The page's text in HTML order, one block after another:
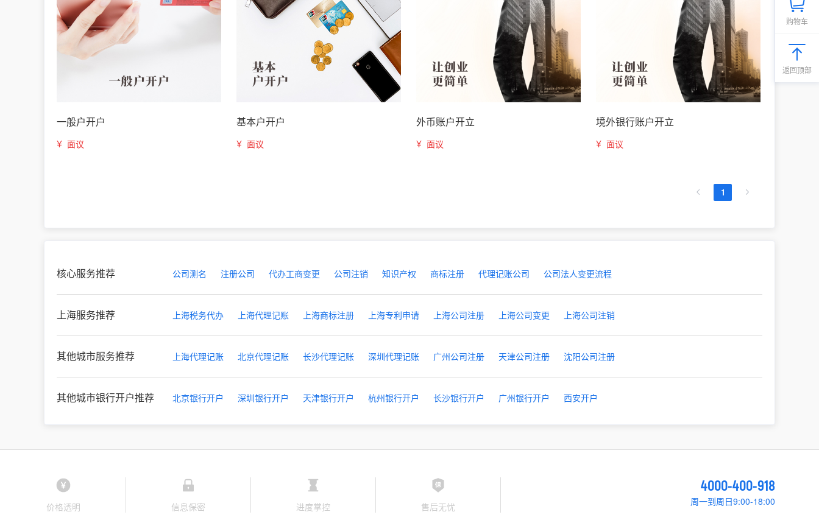
一般户开户
¥ 面议
基本户开户
¥ 面议
外币账户开立
¥ 面议
境外银行账户开立
¥ 面议
1
核心服务推荐 公司测名 注册公司 代办工商变更 公司注销 知识产权 商标注册 代理记账公司 公司法人变更流程
上海服务推荐 上海税务代办 上海代理记账 上海商标注册 上海专利申请 上海公司注册 上海公司变更 上海公司注销
其他城市服务推荐 上海代理记账 北京代理记账 长沙代理记账 深圳代理记账 广州公司注册 天津公司注册 沈阳公司注册
其他城市银行开户推荐 北京银行开户 深圳银行开户 天津银行开户 杭州银行开户 长沙银行开户 广州银行开户 西安开户
价格透明 信息保密 进度掌控 售后无忧
4000-400-918
周一到周日9:00-18:00
购物车
返回顶部